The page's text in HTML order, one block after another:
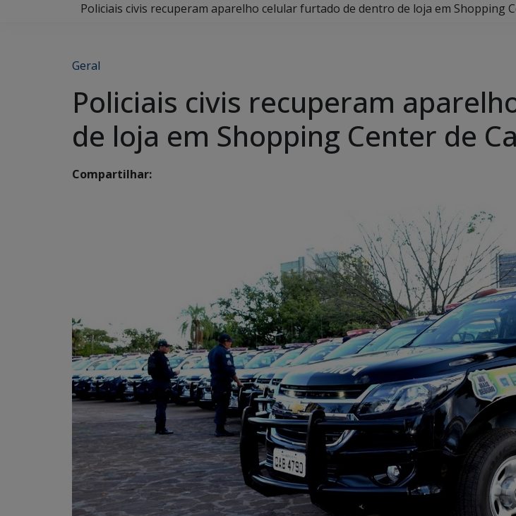
Policiais civis recuperam aparelho celular furtado de dentro de loja em Shopping
Geral
Policiais civis recuperam
de loja em Shopping Center de
Compartilhar: